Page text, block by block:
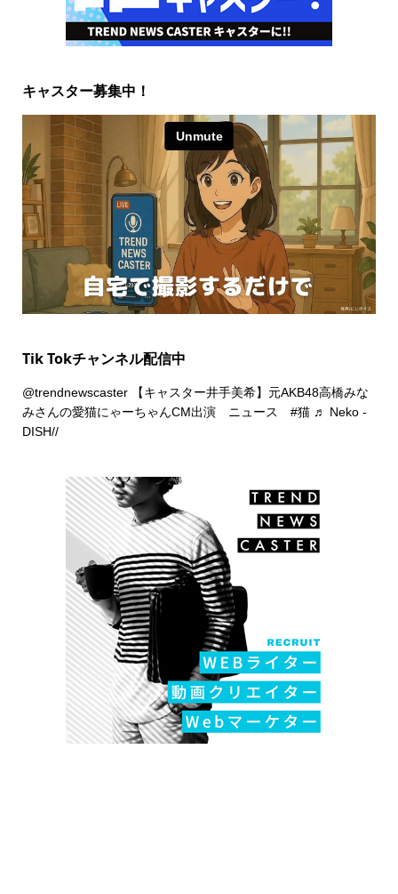
キャスター募集中！
Tik Tokチャンネル配信中
@trendnewscaster【キャスター井手美希】元AKB48高橋みな
みさんの愛猫にゃーちゃんCM出演 ニュース #猫 ♬ Neko -
DISH//